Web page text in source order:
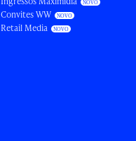
Convites WW
Retail Media